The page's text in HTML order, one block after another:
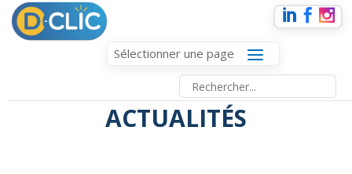
Sélectionner une page
ACTUALITÉS